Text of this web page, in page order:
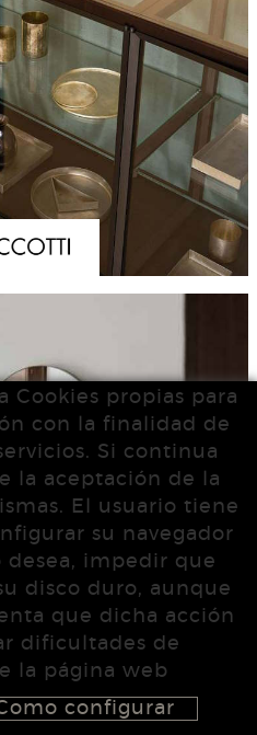
Cookies propias para
con la finalidad de
Si continua
la aceptación de la
El usuario tiene
su navegador
desea, impedir que
disco duro, aunque
que dicha acción
dificultades de
la página web
configurar